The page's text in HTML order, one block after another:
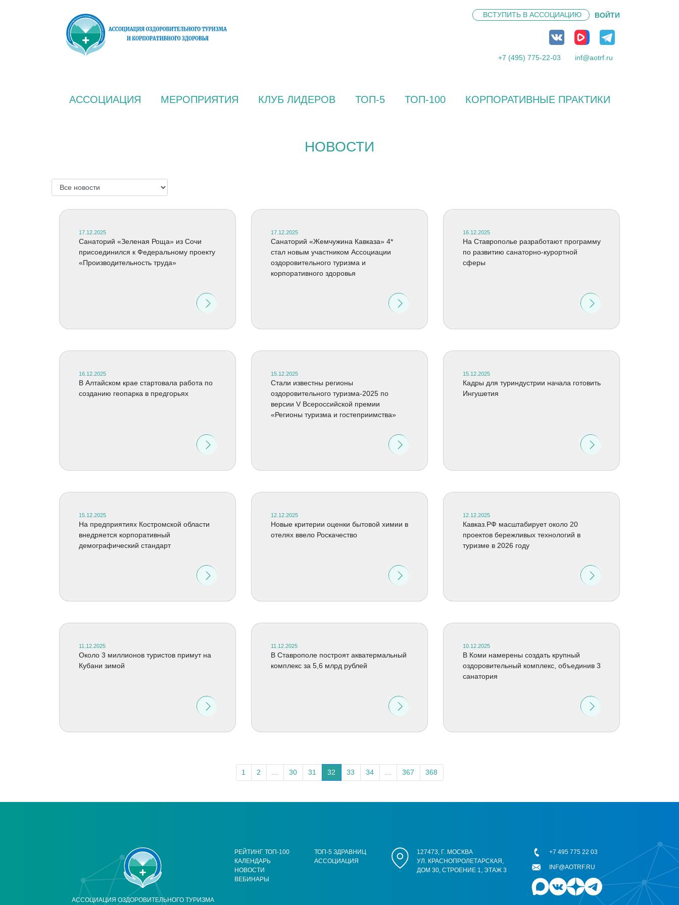
ВСТУПИТЬ В АССОЦИАЦИЮ ВОЙТИ
+7 (495) 775-22-03 inf@aotrf.ru
АССОЦИАЦИЯ МЕРОПРИЯТИЯ КЛУБ ЛИДЕРОВ ТОП-5 ТОП-100 КОРПОРАТИВНЫЕ ПРАКТИКИ
НОВОСТИ
17.12.2025
Санаторий «Зеленая Роща» из Сочи
присоединился к Федеральному проекту
«Производительность труда»
17.12.2025
Санаторий «Жемчужина Кавказа» 4*
стал новым участником Ассоциации
оздоровительного туризма и
корпоративного здоровья
16.12.2025
На Ставрополье разработают программу
по развитию санаторно-курортной
сферы
16.12.2025
В Алтайском крае стартовала работа по
созданию геопарка в предгорьях
15.12.2025
Стали известны регионы
оздоровительного туризма-2025 по
версии V Всероссийской премии
«Регионы туризма и гостеприимства»
15.12.2025
Кадры для туриндустрии начала готовить
Ингушетия
15.12.2025
На предприятиях Костромской области
внедряется корпоративный
демографический стандарт
12.12.2025
Новые критерии оценки бытовой химии в
отелях ввело Роскачество
12.12.2025
Кавказ.РФ масштабирует около 20
проектов бережливых технологий в
туризме в 2026 году
11.12.2025
Около 3 миллионов туристов примут на
Кубани зимой
11.12.2025
В Ставрополе построят акватермальный
комплекс за 5,6 млрд рублей
10.12.2025
В Коми намерены создать крупный
оздоровительный комплекс, объединив 3
санатория
1 2 30 31 32 33 34 367 368
АССОЦИАЦИЯ ОЗДОРОВИТЕЛЬНОГО ТУРИЗМА
РЕЙТИНГ ТОП-100
КАЛЕНДАРЬ
НОВОСТИ
ВЕБИНАРЫ
ТОП-5 ЗДРАВНИЦ
АССОЦИАЦИЯ
127473, Г. МОСКВА
УЛ. КРАСНОПРОЛЕТАРСКАЯ,
ДОМ 30, СТРОЕНИЕ 1, ЭТАЖ 3
+7 495 775 22 03
INF@AOTRF.RU